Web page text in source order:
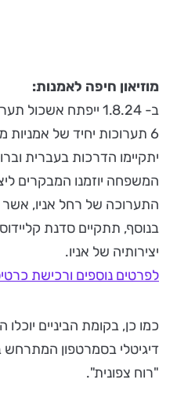
מוזיאון חיפה לאמנות:
ב- 1.8.24 ייפתח
6 תערוכות יחיד של
יתקיימו הדרכות בעברית
המשפחה יוזמנו המבקרים
התערוכה של רחל אניו, אשר
בנוסף, תתקיים סדנת
יצירותיה של אניו.
לפרטים נוספים ורכישת
כמו כן, בקומת הביניים
דיגיטלי בסמרטפון
"רוח צפונית".